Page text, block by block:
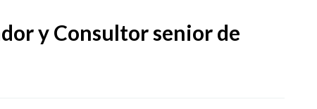
y Consultor senior de